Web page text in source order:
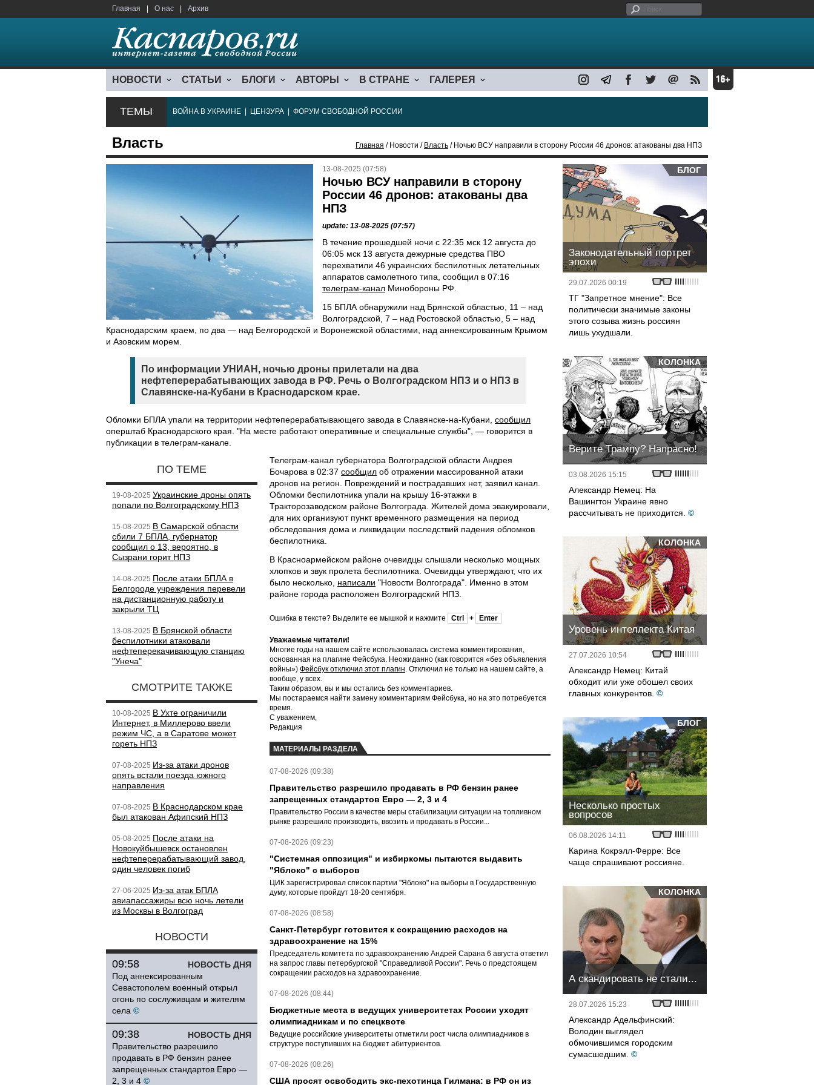
Главная О нас Архив
НОВОСТИ СТАТЬИ БЛОГИ АВТОРЫ В СТРАНЕ ГАЛЕРЕЯ
ТЕМЫ ВОЙНА В УКРАИНЕ ЦЕНЗУРА ФОРУМ СВОБОДНОЙ РОССИИ
Власть Главная / Новости / Власть / Ночью ВСУ направили в сторону России 46 дронов: атакованы два НПЗ
13-08-2025 (07:58)
Ночью ВСУ направили в сторону
России 46 дронов: атакованы два
НПЗ
update: 13-08-2025 (07:57)
В течение прошедшей ночи с 22:35 мск 12 августа до
06:05 мск 13 августа дежурные средства ПВО
перехватили 46 украинских беспилотных летательных
аппаратов самолетного типа, сообщил в 07:16
телеграм-канал Минобороны РФ.
15 БПЛА обнаружили над Брянской областью, 11 – над
Волгоградской, 7 – над Ростовской областью, 5 – над
Краснодарским краем, по два — над Белгородской и Воронежской областями, над аннексированным Крымом
и Азовским морем.
По информации УНИАН, ночью дроны прилетали на два
нефтеперерабатывающих завода в РФ. Речь о Волгоградском НПЗ и о НПЗ в
Славянске-на-Кубани в Краснодарском крае.
Обломки БПЛА упали на территории нефтеперерабатывающего завода в Славянске-на-Кубани, сообщил
оперштаб Краснодарского края. "На месте работают оперативные и специальные службы", — говорится в
публикации в телеграм-канале.
ПО ТЕМЕ
19-08-2025 Украинские дроны опять
попали по Волгоградскому НПЗ
15-08-2025 В Самарской области
сбили 7 БПЛА, губернатор
сообщил о 13, вероятно, в
Сызрани горит НПЗ
14-08-2025 После атаки БПЛА в
Белгороде учреждения перевели
на дистанционную работу и
закрыли ТЦ
13-08-2025 В Брянской области
беспилотники атаковали
нефтеперекачивающую станцию
"Унеча"
СМОТРИТЕ ТАКЖЕ
10-08-2025 В Ухте ограничили
Интернет, в Миллерово ввели
режим ЧС, а в Саратове может
гореть НПЗ
07-08-2025 Из-за атаки дронов
опять встали поезда южного
направления
07-08-2025 В Краснодарском крае
был атакован Афипский НПЗ
05-08-2025 После атаки на
Новокуйбышевск остановлен
нефтеперерабатывающий завод,
один человек погиб
27-06-2025 Из-за атак БПЛА
авиапассажиры всю ночь летели
из Москвы в Волгоград
НОВОСТИ
НОВОСТЬ ДНЯ
09:58
Под аннексированным
Севастополем военный открыл
огонь по сослуживцам и жителям
села ©
НОВОСТЬ ДНЯ
09:38
Правительство разрешило
продавать в РФ бензин ранее
запрещенных стандартов Евро —
2, 3 и 4 ©
Телеграм-канал губернатора Волгоградской области Андрея
Бочарова в 02:37 сообщил об отражении массированной атаки
дронов на регион. Повреждений и пострадавших нет, заявил канал.
Обломки беспилотника упали на крышу 16-этажки в
Тракторозаводском районе Волгограда. Жителей дома эвакуировали,
для них организуют пункт временного размещения на период
обследования дома и ликвидации последствий падения обломков
беспилотника.
В Красноармейском районе очевидцы слышали несколько мощных
хлопков и звук пролета беспилотника. Очевидцы утверждают, что их
было несколько, написали "Новости Волгограда". Именно в этом
районе города расположен Волгоградский НПЗ.
Ошибка в тексте? Выделите ее мышкой и нажмите Ctrl + Enter
Уважаемые читатели!
Многие годы на нашем сайте использовалась система комментирования,
основанная на плагине Фейсбука. Неожиданно (как говорится «без объявления
войны») Фейсбук отключил этот плагин. Отключил не только на нашем сайте, а
вообще, у всех.
Таким образом, вы и мы остались без комментариев.
Мы постараемся найти замену комментариям Фейсбука, но на это потребуется
время.
С уважением,
Редакция
МАТЕРИАЛЫ РАЗДЕЛА
07-08-2026 (09:38)
Правительство разрешило продавать в РФ бензин ранее
запрещенных стандартов Евро — 2, 3 и 4
Правительство России в качестве меры стабилизации ситуации на топливном
рынке разрешило производить, ввозить и продавать в России...
07-08-2026 (09:23)
"Системная оппозиция" и избиркомы пытаются выдавить
"Яблоко" с выборов
ЦИК зарегистрировал список партии "Яблоко" на выборы в Государственную
думу, которые пройдут 18-20 сентября.
07-08-2026 (08:58)
Санкт-Петербург готовится к сокращению расходов на
здравоохранение на 15%
Председатель комитета по здравоохранению Андрей Сарана 6 августа ответил
на запрос главы петербургской "Справедливой России". Речь о предстоящем
сокращении расходов на здравоохранение.
07-08-2026 (08:44)
Бюджетные места в ведущих университетах России уходят
олимпиадникам и по спецквоте
Ведущие российские университеты отметили рост числа олимпиадников в
структуре поступивших на бюджет абитуриентов.
07-08-2026 (08:26)
США просят освободить экс-пехотинца Гилмана: в РФ он из
БЛОГ
Законодательный портрет
эпохи
29.07.2026 00:19
ТГ "Запретное мнение": Все
политически значимые законы
этого созыва жизнь россиян
лишь ухудшали.
КОЛОНКА
Верите Трампу? Напрасно!
03.08.2026 15:15
Александр Немец: На
Вашингтон Украине явно
рассчитывать не приходится. ©
КОЛОНКА
Уровень интеллекта Китая
27.07.2026 10:54
Александр Немец: Китай
обходит или уже обошел своих
главных конкурентов. ©
БЛОГ
Несколько простых
вопросов
06.08.2026 14:11
Карина Кокрэлл-Ферре: Все
чаще спрашивают россияне.
КОЛОНКА
А скандировать не стали...
28.07.2026 15:23
Александр Адельфинский:
Володин выглядел
обмочившимся городским
сумасшедшим. ©